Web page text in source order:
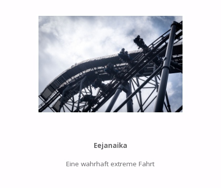
Eejanaika
Eine wahrhaft extreme Fahrt